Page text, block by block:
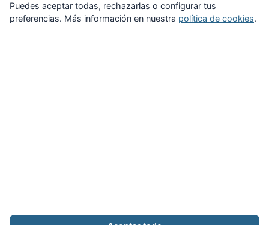
Aviso legal · Cookies · Configurar cookies · Privacidad · Contacto
Puedes aceptar todas, rechazarlas o configurar tus
preferencias. Más información en nuestra política de cookies.